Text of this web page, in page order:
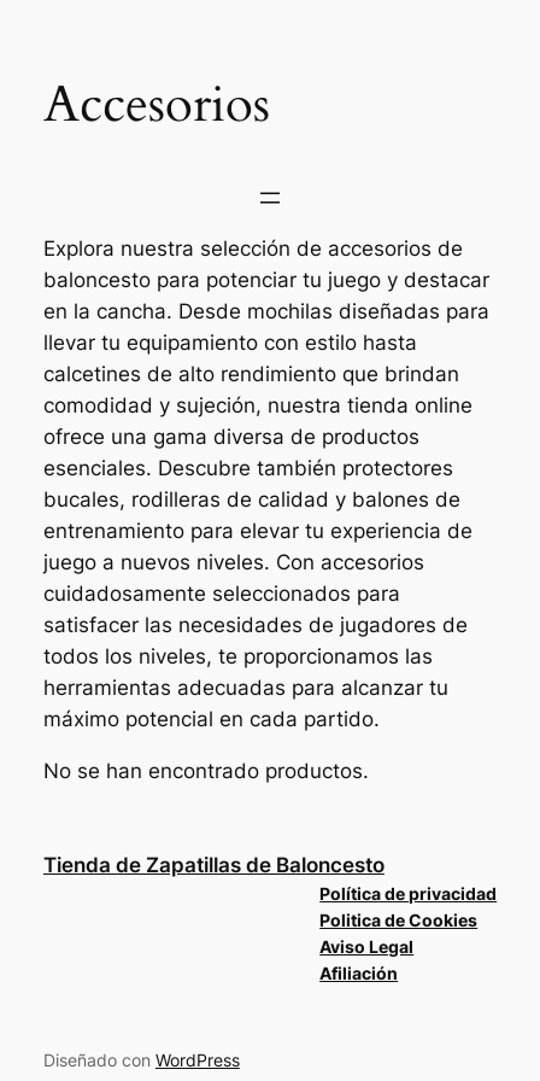
Accesorios
Explora nuestra selección de accesorios de
baloncesto para potenciar tu juego y destacar
en la cancha. Desde mochilas diseñadas para
llevar tu equipamiento con estilo hasta
calcetines de alto rendimiento que brindan
comodidad y sujeción, nuestra tienda online
ofrece una gama diversa de productos
esenciales. Descubre también protectores
bucales, rodilleras de calidad y balones de
entrenamiento para elevar tu experiencia de
juego a nuevos niveles. Con accesorios
cuidadosamente seleccionados para
satisfacer las necesidades de jugadores de
todos los niveles, te proporcionamos las
herramientas adecuadas para alcanzar tu
máximo potencial en cada partido.
No se han encontrado productos.
Tienda de Zapatillas de Baloncesto
Política de privacidad
Politica de Cookies
Aviso Legal
Afiliación
Diseñado con WordPress